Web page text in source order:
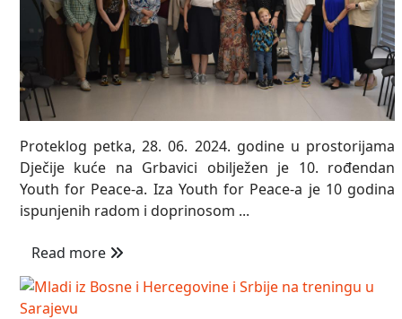
Proteklog petka, 28. 06. 2024. godine u prostorijama
Dječije kuće na Grbavici obilježen je 10. rođendan
Youth for Peace-a. Iza Youth for Peace-a je 10 godina
ispunjenih radom i doprinosom ...
Read more